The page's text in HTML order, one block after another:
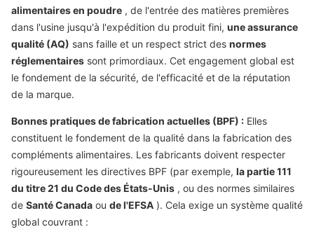
alimentaires en poudre , de l'entrée des matières premières
dans l'usine jusqu'à l'expédition du produit fini, une assurance
qualité (AQ) sans faille et un respect strict des normes
réglementaires sont primordiaux. Cet engagement global est
le fondement de la sécurité, de l'efficacité et de la réputation
de la marque.
Bonnes pratiques de fabrication actuelles (BPF) : Elles
constituent le fondement de la qualité dans la fabrication des
compléments alimentaires. Les fabricants doivent respecter
rigoureusement les directives BPF (par exemple, la partie 111
du titre 21 du Code des États-Unis , ou des normes similaires
de Santé Canada ou de l'EFSA ). Cela exige un système qualité
global couvrant :